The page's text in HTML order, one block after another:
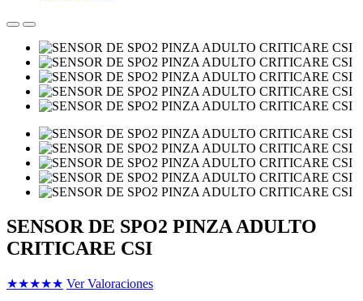
SENSOR DE SPO2 PINZA ADULTO
CRITICARE CSI
★★★★★ Ver Valoraciones